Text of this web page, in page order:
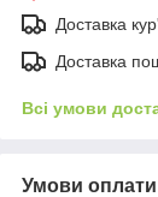
Доставка
Доставка
Всі умови
Умови оплати